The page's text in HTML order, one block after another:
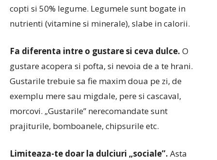
copti si 50% legume. Legumele sunt bogate in
nutrienti (vitamine si minerale), slabe in calorii.
Fa diferenta intre o gustare si ceva dulce. O
gustare acopera si pofta, si nevoia de a te hrani.
Gustarile trebuie sa fie maxim doua pe zi, de
exemplu mere sau migdale, pere si cascaval,
morcovi. „Gustarile” nerecomandate sunt
prajiturile, bomboanele, chipsurile etc.
Limiteaza-te doar la dulciuri „sociale”. Asta